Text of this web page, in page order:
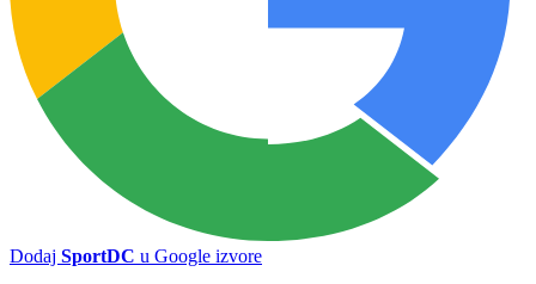
Antonio Đaković novi golman Zrinjskog
Mundijal još nije počeo, a problemi se već gomilaju: Organizatori na
udaru kritika